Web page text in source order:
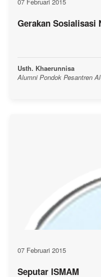
Gerakan Sosialisasi
Usth. Khaerunnisa
Alumni Pondok Pesantren
07 Februari 2015
Seputar ISMAM